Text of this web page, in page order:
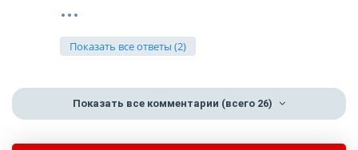
Показать все ответы (2)
Показать все комментарии (всего 26)